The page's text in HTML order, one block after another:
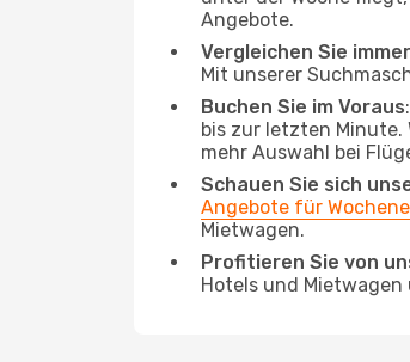
Angebote.
Vergleichen Sie
Mit unserer
Buchen Sie im Voraus
bis zur letzten Minute.
mehr Auswahl bei
Schauen Sie sich
Angebote für
Mietwagen.
Profitieren Sie von
Hotels und